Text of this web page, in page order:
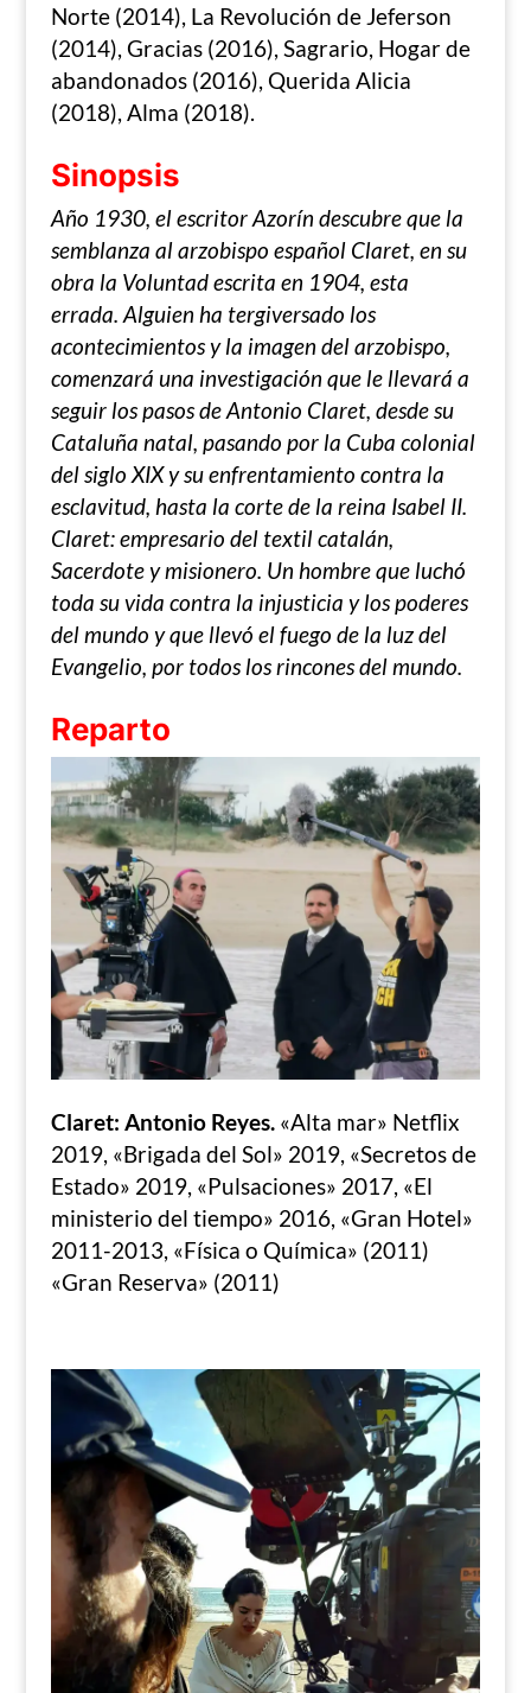
Norte (2014), La Revolución de Jeferson
(2014), Gracias (2016), Sagrario, Hogar de
abandonados (2016), Querida Alicia
(2018), Alma (2018).
Sinopsis
Año 1930, el escritor Azorín descubre que la
semblanza al arzobispo español Claret, en su
obra la Voluntad escrita en 1904, esta
errada. Alguien ha tergiversado los
acontecimientos y la imagen del arzobispo,
comenzará una investigación que le llevará a
seguir los pasos de Antonio Claret, desde su
Cataluña natal, pasando por la Cuba colonial
del siglo XIX y su enfrentamiento contra la
esclavitud, hasta la corte de la reina Isabel II.
Claret: empresario del textil catalán,
Sacerdote y misionero. Un hombre que luchó
toda su vida contra la injusticia y los poderes
del mundo y que llevó el fuego de la luz del
Evangelio, por todos los rincones del mundo.
Reparto
Claret: Antonio Reyes. «Alta mar» Netflix
2019, «Brigada del Sol» 2019, «Secretos de
Estado» 2019, «Pulsaciones» 2017, «El
ministerio del tiempo» 2016, «Gran Hotel»
2011-2013, «Física o Química» (2011)
«Gran Reserva» (2011)